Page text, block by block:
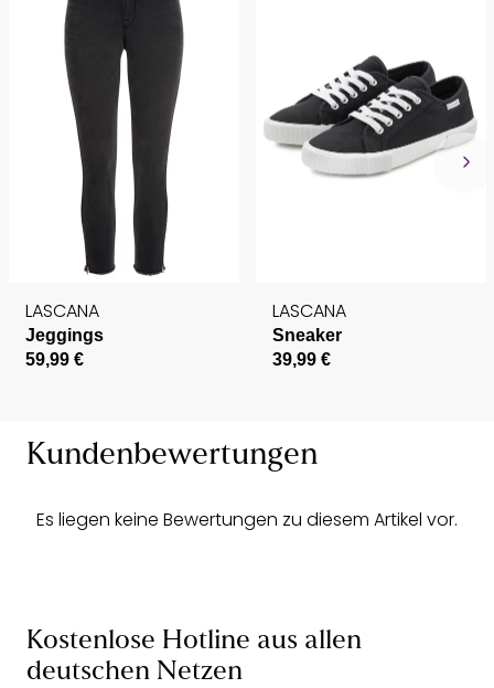
LASCANA
Jeggings
59,99 €
LASCANA
Sneaker
39,99 €
Kundenbewertungen
Es liegen keine Bewertungen zu diesem Artikel vor.
Kostenlose Hotline aus allen
deutschen Netzen